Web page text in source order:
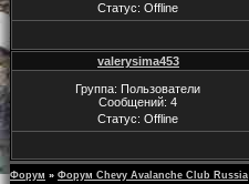
Статус:Offline
valerysima453
Группа: Пользователи
Сообщений:4
Статус:Offline
Форум » Форум Chevy Avalanche Club Russia